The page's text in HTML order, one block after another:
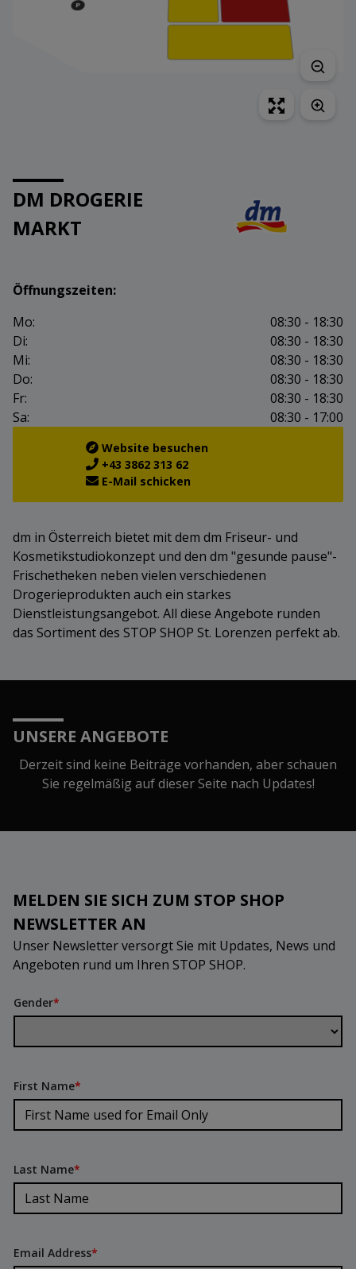
DM DROGERIE
MARKT
Öffnungszeiten:
Mo:
08:30 - 18:30
Di:
08:30 - 18:30
Mi:
08:30 - 18:30
Do:
08:30 - 18:30
Fr:
08:30 - 18:30
Sa:
08:30 - 17:00
Website besuchen
+43 3862 313 62
E-Mail schicken
dm in Österreich bietet mit dem dm Friseur- und
Kosmetikstudiokonzept und den dm "gesunde pause"-
Frischetheken neben vielen verschiedenen
Drogerieprodukten auch ein starkes
Dienstleistungsangebot. All diese Angebote runden
das Sortiment des STOP SHOP St. Lorenzen perfekt ab.
UNSERE ANGEBOTE
Derzeit sind keine Beiträge vorhanden, aber schauen
Sie regelmäßig auf dieser Seite nach Updates!
MELDEN SIE SICH ZUM STOP SHOP
NEWSLETTER AN
Unser Newsletter versorgt Sie mit Updates, News und
Angeboten rund um Ihren STOP SHOP.
Gender*
First Name*
Last Name*
Email Address*